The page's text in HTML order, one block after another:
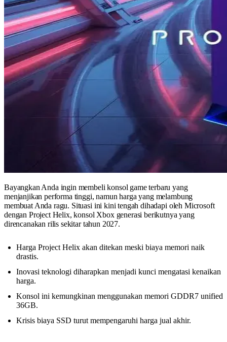
Bayangkan Anda ingin membeli konsol game terbaru yang
menjanjikan performa tinggi, namun harga yang melambung
membuat Anda ragu. Situasi ini kini tengah dihadapi oleh Microsoft
dengan Project Helix, konsol Xbox generasi berikutnya yang
direncanakan rilis sekitar tahun 2027.
Harga Project Helix akan ditekan meski biaya memori naik
drastis.
Inovasi teknologi diharapkan menjadi kunci mengatasi kenaikan
harga.
Konsol ini kemungkinan menggunakan memori GDDR7 unified
36GB.
Krisis biaya SSD turut mempengaruhi harga jual akhir.